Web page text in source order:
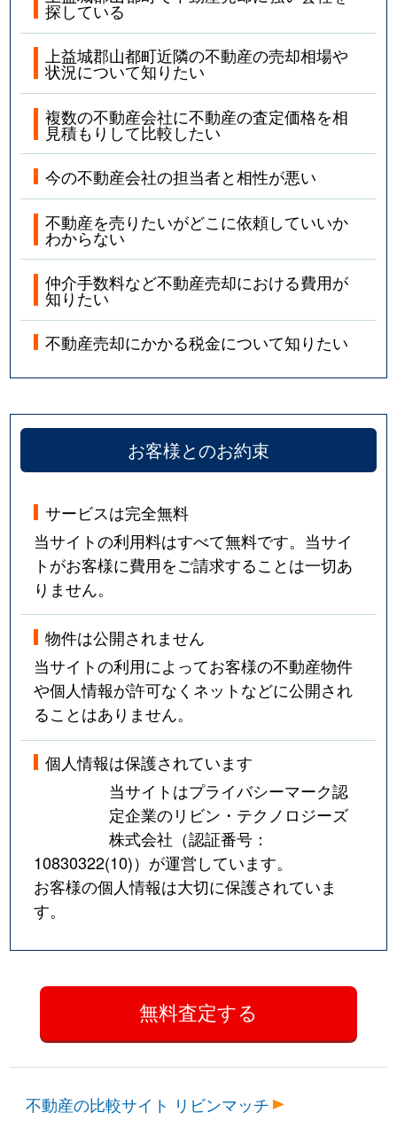
探している
上益城郡山都町近隣の不動産の売却相場や
状況について知りたい
複数の不動産会社に不動産の査定価格を相
見積もりして比較したい
今の不動産会社の担当者と相性が悪い
不動産を売りたいがどこに依頼していいか
わからない
仲介手数料など不動産売却における費用が
知りたい
不動産売却にかかる税金について知りたい
お客様とのお約束
サービスは完全無料
当サイトの利用料はすべて無料です。当サイ
トがお客様に費用をご請求することは一切あ
りません。
物件は公開されません
当サイトの利用によってお客様の不動産物件
や個人情報が許可なくネットなどに公開され
ることはありません。
個人情報は保護されています
当サイトはプライバシーマーク認
定企業のリビン・テクノロジーズ
株式会社（認証番号：
10830322(10)）が運営しています。
お客様の個人情報は大切に保護されていま
す。
不動産の比較サイト リビンマッチ